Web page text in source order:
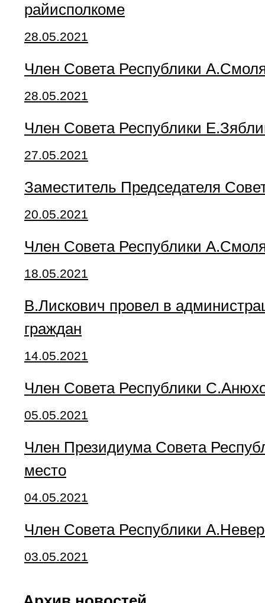
райисполкоме
28.05.2021
Член Совета Республики
28.05.2021
Член Совета Республики
27.05.2021
Заместитель Председателя
20.05.2021
Член Совета Республики
18.05.2021
В.Лискович провел в
граждан
14.05.2021
Член Совета Республики
05.05.2021
Член Президиума Совета
место
04.05.2021
Член Совета Республики
03.05.2021